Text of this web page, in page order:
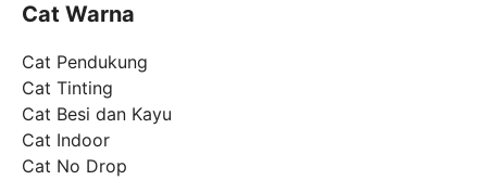
Cat Warna
Cat Pendukung
Cat Tinting
Cat Besi dan Kayu
Cat Indoor
Cat No Drop